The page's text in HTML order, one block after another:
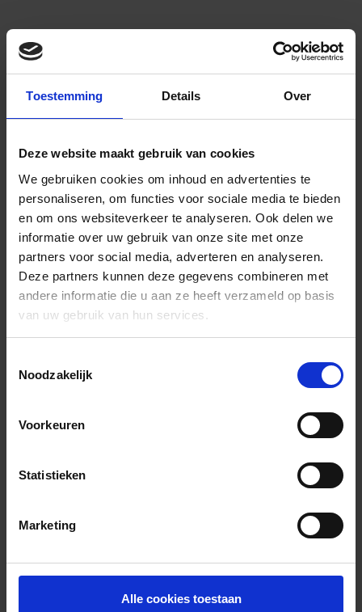
Toestemming Details Over
Deze website maakt gebruik van cookies
We gebruiken cookies om inhoud en advertenties te
personaliseren, om functies voor sociale media te bieden
en om ons websiteverkeer te analyseren. Ook delen we
informatie over uw gebruik van onze site met onze
partners voor social media, adverteren en analyseren.
Deze partners kunnen deze gegevens combineren met
andere informatie die u aan ze heeft verzameld op basis
van uw gebruik van hun services.
Noodzakelijk
Voorkeuren
Statistieken
Marketing
Alle cookies toestaan